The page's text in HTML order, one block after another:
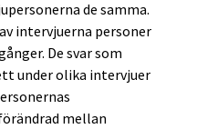
de samma.
intervjuerna personer
De svar som
under olika intervjuer
mellan